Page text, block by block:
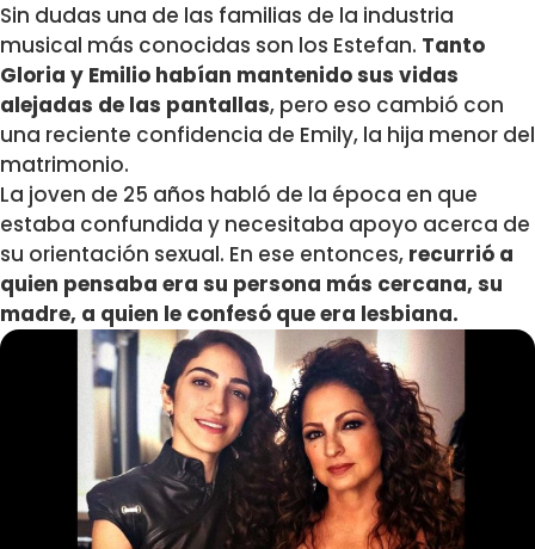
Sin dudas una de las familias de la industria
musical más conocidas son los Estefan. Tanto
Gloria y Emilio habían mantenido sus vidas
alejadas de las pantallas, pero eso cambió con
una reciente confidencia de Emily, la hija menor del
matrimonio.
La joven de 25 años habló de la época en que
estaba confundida y necesitaba apoyo acerca de
su orientación sexual. En ese entonces, recurrió a
quien pensaba era su persona más cercana, su
madre, a quien le confesó que era lesbiana.